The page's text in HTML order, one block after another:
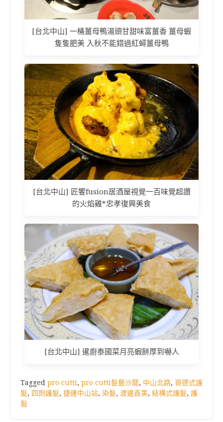
[台北中山] 一桶薑母鴨湯頭甘甜味富薑香 薑母蝦
隻隻肥美 入秋不能錯過紅蟳薑母鴨
[台北中山] 匠饗fusion居酒屋視覺一百味覺超讚
的火焰雞*忠孝復興美食
[台北中山] 暹廚泰國菜月亮蝦餅厚到嚇人
Tagged pro cutti, pro cutti髮藝沙龍, 中山北路, 哥德式護
髮, 四劑護髮, 捷運中山站, 染髮, 渡邊直美, 結構式護髮, 護
髮